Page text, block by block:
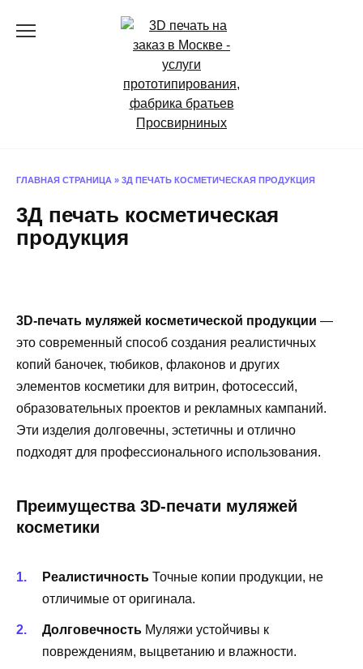
ГЛАВНАЯ СТРАНИЦА » 3Д ПЕЧАТЬ КОСМЕТИЧЕСКАЯ ПРОДУКЦИЯ
3Д печать косметическая
продукция
3D-печать муляжей косметической продукции —
это современный способ создания реалистичных
копий баночек, тюбиков, флаконов и других
элементов косметики для витрин, фотосессий,
образовательных проектов и рекламных кампаний.
Эти изделия долговечны, эстетичны и отлично
подходят для профессионального использования.
Преимущества 3D-печати муляжей
косметики
Реалистичность Точные копии продукции, не
отличимые от оригинала.
Долговечность Муляжи устойчивы к
повреждениям, выцветанию и влажности.